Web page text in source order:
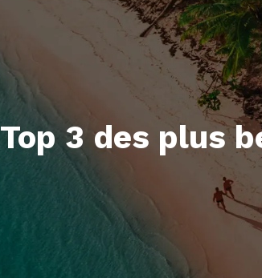
Top 3 des plus